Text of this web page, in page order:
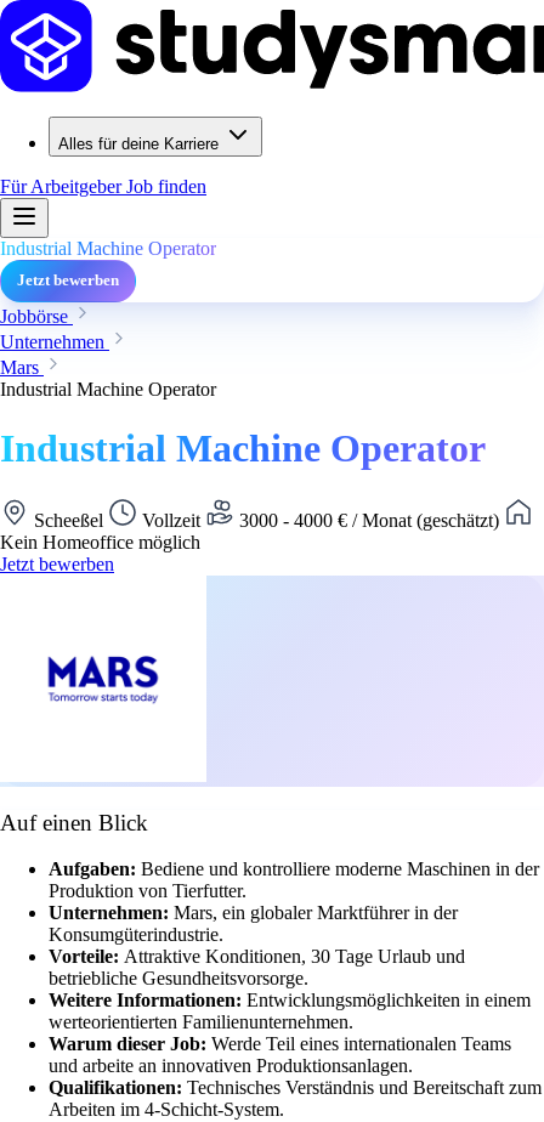
Alles für deine Karriere
Für ArbeitgeberJob finden
Industrial Machine Operator
Jetzt bewerben
Jobbörse
Unternehmen
Mars
Industrial Machine Operator
Industrial Machine Operator
Scheeßel Vollzeit
3000 - 4000 € / Monat (geschätzt)
Kein Homeoffice möglich
Jetzt bewerben
Auf einen Blick
Aufgaben: Bediene und kontrolliere moderne Maschinen in der
Produktion von Tierfutter.
Unternehmen: Mars, ein globaler Marktführer in der
Konsumgüterindustrie.
Vorteile: Attraktive Konditionen, 30 Tage Urlaub und
betriebliche Gesundheitsvorsorge.
Weitere Informationen: Entwicklungsmöglichkeiten in einem
werteorientierten Familienunternehmen.
Warum dieser Job: Werde Teil eines internationalen Teams
und arbeite an innovativen Produktionsanlagen.
Qualifikationen: Technisches Verständnis und Bereitschaft zum
Arbeiten im 4-Schicht-System.